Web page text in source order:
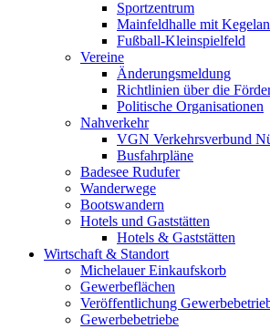
Sportzentrum
Mainfeldhalle mit
Fußball-Kleinspielfeld
Vereine
Änderungsmeldung
Richtlinien über die
Politische Organisationen
Nahverkehr
VGN Verkehrsverbund
Busfahrpläne
Badesee Rudufer
Wanderwege
Bootswandern
Hotels und Gaststätten
Hotels & Gaststätten
Wirtschaft & Standort
Michelauer Einkaufskorb
Gewerbeflächen
Veröffentlichung
Gewerbebetriebe